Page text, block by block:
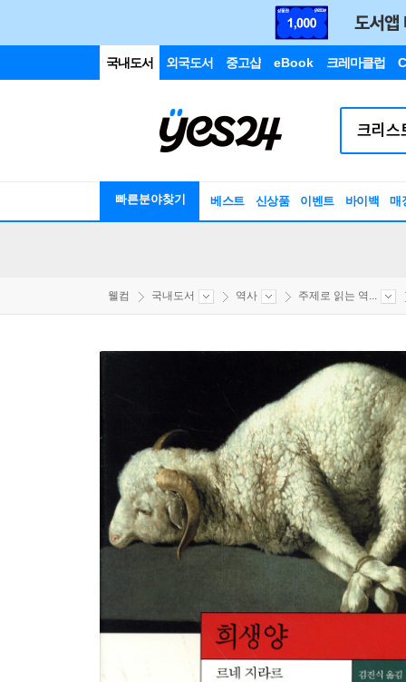
국내도서 외국도서 중고샵 eBook 크레마클럽
빠른분야찾기 베스트 신상품 이벤트 바이백 매
웰컴 국내도서 역사 주제로 읽는 역...